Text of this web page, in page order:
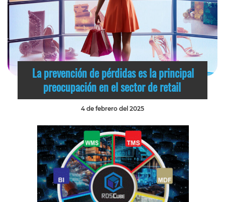
La prevención de pérdidas es la principal
preocupación en el sector de retail
4 de febrero del 2025